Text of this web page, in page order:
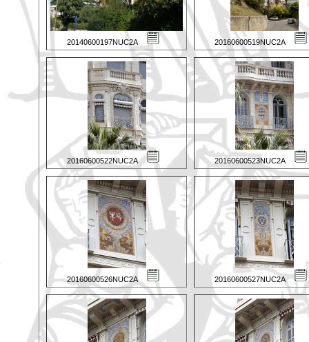
20140600197NUC2A 20160600519NUC2A
20160600522NUC2A 20160600523NUC2A
20160600526NUC2A 20160600527NUC2A